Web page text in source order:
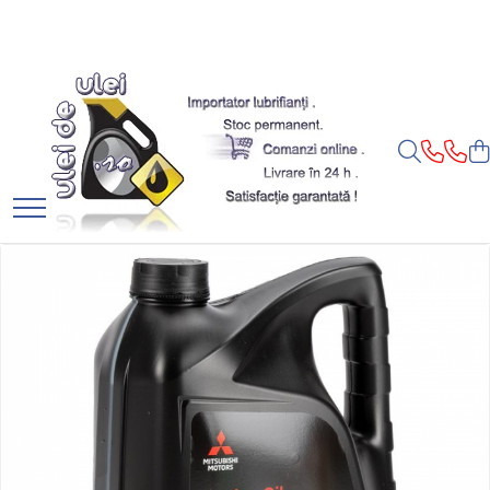
Toate Produsele
► Detailing si cosmetica
Intretinere interior
Curatare tapiterie auto
Curatare si intretinere piele
Plastice interioare
Intretinere exterior
Curatare geamuri auto